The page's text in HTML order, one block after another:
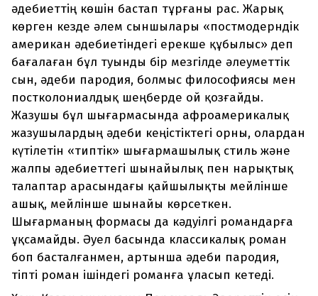
әдебиеттің көшін бастап тұрғаны рас. Жарық
көрген кезде әлем сыншылары «постмодерндік
американ әдебиетіндегі ерекше құбылыс» деп
бағалаған бұл туынды бір мезгілде әлеуметтік
сын, әдеби пародия, болмыс философиясы мен
постколониалдық шеңберде ой қозғайды.
Жазушы бұл шығармасында афроамерикалық
жазушылардың әдеби кеңістіктегі орны, олардан
күтілетін «типтік» шығармашылық стиль және
жалпы әдебиеттегі шынайылық пен нарықтық
талаптар арасындағы қайшылықты мейлінше
ашық, мейлінше шынайы көрсеткен.
Шығарманың формасы да кәдуілгі романдарға
ұқсамайды. Әуел басында классикалық роман
боп басталғанмен, артынша әдеби пародия,
тіпті роман ішіндегі романға ұласып кетеді.